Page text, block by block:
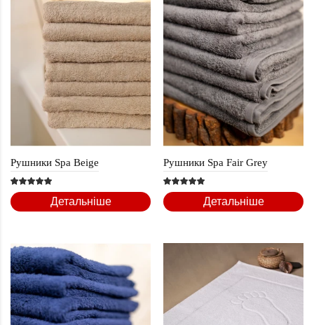
Рушники Spa Beige
Детальніше
Рушники Spa Fair Grey
Детальніше